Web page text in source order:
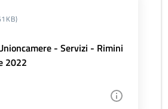
- Servizi - Rimini
2022